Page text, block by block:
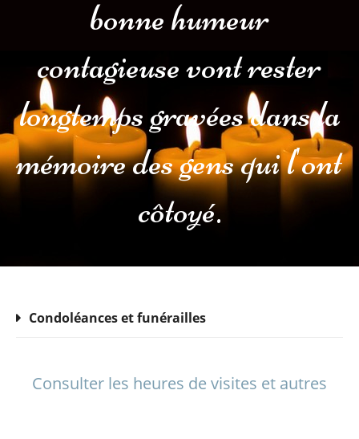
bonne humeur
contagieuse vont rester
longtemps gravées dans la
mémoire des gens qui l'ont
côtoyé.
Condoléances et funérailles
Consulter les heures de visites et autres